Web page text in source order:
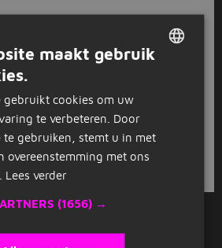
Amsterdam (16 km)
3.500 32 - 40 uur
3 Volgende >
vacatures
Hoofddorp
maakt gebruik
gebruikt cookies om uw
te verbeteren. Door
te gebruiken, stemt u in met
overeenstemming met ons
Lees verder
(1656) →